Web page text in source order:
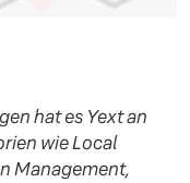
hat es Yext an
wie Local
Management,